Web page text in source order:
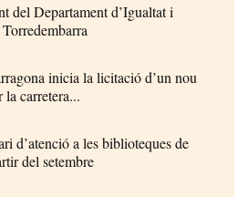
del Departament d’Igualtat i
inicia la licitació d’un nou
la carretera...
d’atenció a les biblioteques de
del setembre